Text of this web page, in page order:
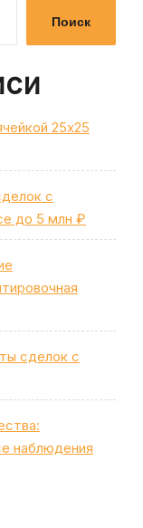
Поиск
25х25
с
до 5 млн ₽
сделок с
наблюдения